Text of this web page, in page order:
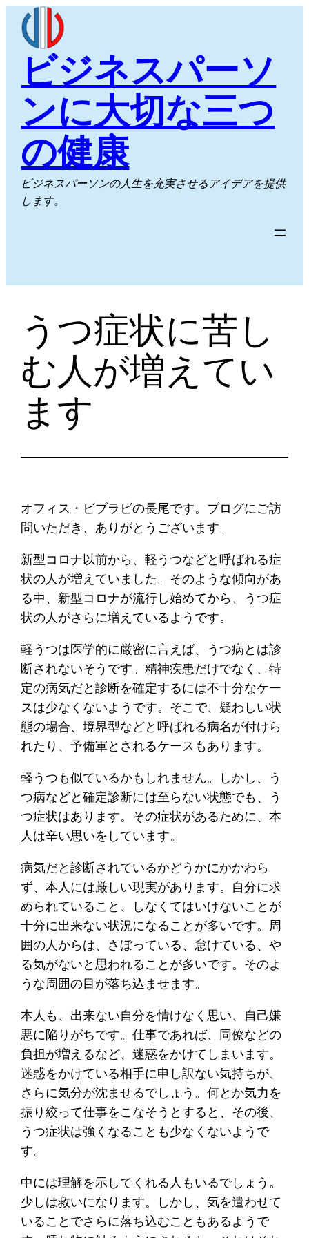
ビジネスパーソ
ンに大切な三つ
の健康
ビジネスパーソンの人生を充実させるアイデアを提供
します。
うつ症状に苦し
む人が増えてい
ます
オフィス・ビブラビの長尾です。ブログにご訪
問いただき、ありがとうございます。
新型コロナ以前から、軽うつなどと呼ばれる症
状の人が増えていました。そのような傾向があ
る中、新型コロナが流行し始めてから、うつ症
状の人がさらに増えているようです。
軽うつは医学的に厳密に言えば、うつ病とは診
断されないそうです。精神疾患だけでなく、特
定の病気だと診断を確定するには不十分なケー
スは少なくないようです。そこで、疑わしい状
態の場合、境界型などと呼ばれる病名が付けら
れたり、予備軍とされるケースもあります。
軽うつも似ているかもしれません。しかし、う
つ病などと確定診断には至らない状態でも、う
つ症状はあります。その症状があるために、本
人は辛い思いをしています。
病気だと診断されているかどうかにかかわら
ず、本人には厳しい現実があります。自分に求
められていること、しなくてはいけないことが
十分に出来ない状況になることが多いです。周
囲の人からは、さぼっている、怠けている、や
る気がないと思われることが多いです。そのよ
うな周囲の目が落ち込ませます。
本人も、出来ない自分を情けなく思い、自己嫌
悪に陥りがちです。仕事であれば、同僚などの
負担が増えるなど、迷惑をかけてしまいます。
迷惑をかけている相手に申し訳ない気持ちが、
さらに気分が沈ませるでしょう。何とか気力を
振り絞って仕事をこなそうとすると、その後、
うつ症状は強くなることも少なくないようで
す。
中には理解を示してくれる人もいるでしょう。
少しは救いになります。しかし、気を遣わせて
いることでさらに落ち込むこともあるようで